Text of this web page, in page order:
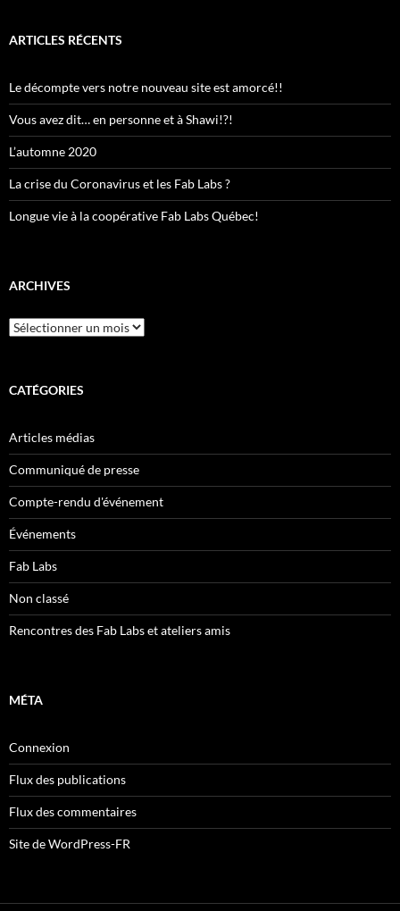
ARTICLES RÉCENTS
Le décompte vers notre nouveau site est amorcé!!
Vous avez dit… en personne et à Shawi!?!
L’automne 2020
La crise du Coronavirus et les Fab Labs ?
Longue vie à la coopérative Fab Labs Québec!
ARCHIVES
Archives
CATÉGORIES
Articles médias
Communiqué de presse
Compte-rendu d'événement
Événements
Fab Labs
Non classé
Rencontres des Fab Labs et ateliers amis
MÉTA
Connexion
Flux des publications
Flux des commentaires
Site de WordPress-FR